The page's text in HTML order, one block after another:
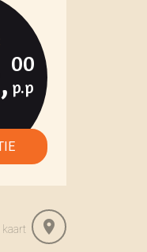
,
00
kaart